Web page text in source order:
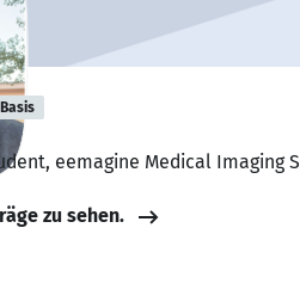
Basis
eemagine Medical Imaging
zu sehen.